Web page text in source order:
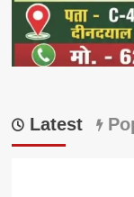
Latest